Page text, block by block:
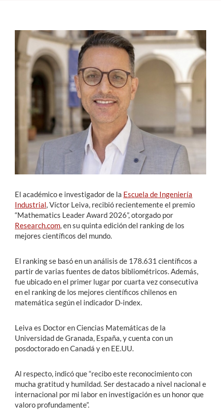
Formación Continua
Estudiantes
Académicos
Funcionarios
Alumni
English
El académico e investigador de la Escuela de Ingeniería
Industrial , Víctor Leiva, recibió recientemente el premio
“Mathematics Leader Award 2026”, otorgado por
Research.com , en su quinta edición del ranking de los
mejores científicos del mundo.
El ranking se basó en un análisis de 178.631 científicos a
partir de varias fuentes de datos bibliométricos. Además,
fue ubicado en el primer lugar por cuarta vez consecutiva
en el ranking de los mejores científicos chilenos en
matemática según el indicador D-index.
Leiva es Doctor en Ciencias Matemáticas de la
Universidad de Granada, España, y cuenta con un
posdoctorado en Canadá y en EE.UU.
Al respecto, indicó que “recibo este reconocimiento con
mucha gratitud y humildad. Ser destacado a nivel nacional e
internacional por mi labor en investigación es un honor que
valoro profundamente”.